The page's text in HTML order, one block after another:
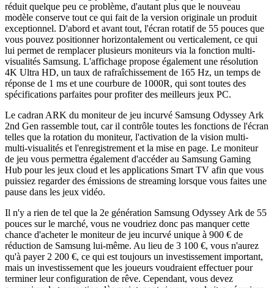
réduit quelque peu ce problème, d'autant plus que le nouveau
modèle conserve tout ce qui fait de la version originale un produit
exceptionnel. D'abord et avant tout, l'écran rotatif de 55 pouces que
vous pouvez positionner horizontalement ou verticalement, ce qui
lui permet de remplacer plusieurs moniteurs via la fonction multi-
visualités Samsung. L'affichage propose également une résolution
4K Ultra HD, un taux de rafraîchissement de 165 Hz, un temps de
réponse de 1 ms et une courbure de 1000R, qui sont toutes des
spécifications parfaites pour profiter des meilleurs jeux PC.
Le cadran ARK du moniteur de jeu incurvé Samsung Odyssey Ark
2nd Gen rassemble tout, car il contrôle toutes les fonctions de l'écran
telles que la rotation du moniteur, l'activation de la vision multi-
multi-visualités et l'enregistrement et la mise en page. Le moniteur
de jeu vous permettra également d'accéder au Samsung Gaming
Hub pour les jeux cloud et les applications Smart TV afin que vous
puissiez regarder des émissions de streaming lorsque vous faites une
pause dans les jeux vidéo.
Il n'y a rien de tel que la 2e génération Samsung Odyssey Ark de 55
pouces sur le marché, vous ne voudriez donc pas manquer cette
chance d'acheter le moniteur de jeu incurvé unique à 900 € de
réduction de Samsung lui-même. Au lieu de 3 100 €, vous n'aurez
qu'à payer 2 200 €, ce qui est toujours un investissement important,
mais un investissement que les joueurs voudraient effectuer pour
terminer leur configuration de rêve. Cependant, vous devez